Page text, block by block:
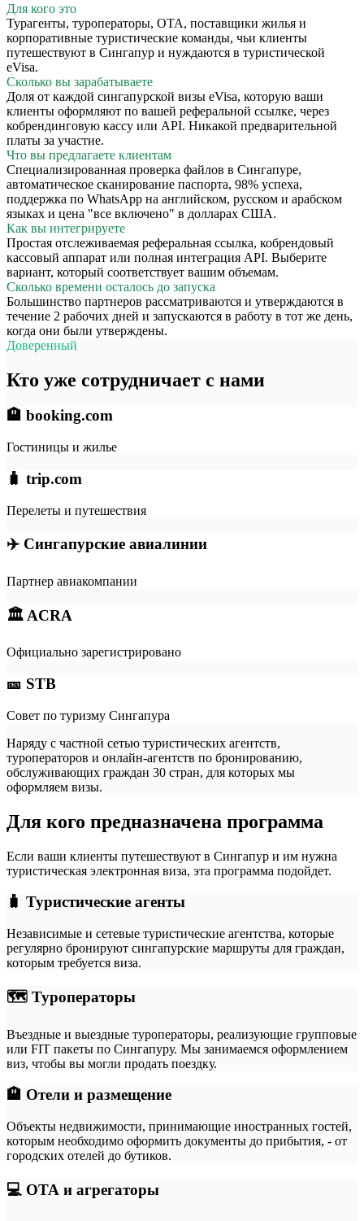
Для кого это
Турагенты, туроператоры, OTA, поставщики жилья и
корпоративные туристические команды, чьи клиенты
путешествуют в Сингапур и нуждаются в туристической
eVisa.
Сколько вы зарабатываете
Доля от каждой сингапурской визы eVisa, которую ваши
клиенты оформляют по вашей реферальной ссылке, через
кобрендинговую кассу или API. Никакой предварительной
платы за участие.
Что вы предлагаете клиентам
Специализированная проверка файлов в Сингапуре,
автоматическое сканирование паспорта, 98% успеха,
поддержка по WhatsApp на английском, русском и арабском
языках и цена "все включено" в долларах США.
Как вы интегрируете
Простая отслеживаемая реферальная ссылка, кобрендовый
кассовый аппарат или полная интеграция API. Выберите
вариант, который соответствует вашим объемам.
Сколько времени осталось до запуска
Большинство партнеров рассматриваются и утверждаются в
течение 2 рабочих дней и запускаются в работу в тот же день,
когда они были утверждены.
Доверенный
Кто уже сотрудничает с нами
🏨 booking.com
Гостиницы и жилье
🧳 trip.com
Перелеты и путешествия
✈️ Сингапурские авиалинии
Партнер авиакомпании
🏛️ ACRA
Официально зарегистрировано
🎫 STB
Совет по туризму Сингапура
Наряду с частной сетью туристических агентств,
туроператоров и онлайн-агентств по бронированию,
обслуживающих граждан 30 стран, для которых мы
оформляем визы.
Для кого предназначена программа
Если ваши клиенты путешествуют в Сингапур и им нужна
туристическая электронная виза, эта программа подойдет.
🧳 Туристические агенты
Независимые и сетевые туристические агентства, которые
регулярно бронируют сингапурские маршруты для граждан,
которым требуется виза.
🗺️ Туроператоры
Въездные и выездные туроператоры, реализующие групповые
или FIT пакеты по Сингапуру. Мы занимаемся оформлением
виз, чтобы вы могли продать поездку.
🏨 Отели и размещение
Объекты недвижимости, принимающие иностранных гостей,
которым необходимо оформить документы до прибытия, - от
городских отелей до бутиков.
💻 ОТА и агрегаторы